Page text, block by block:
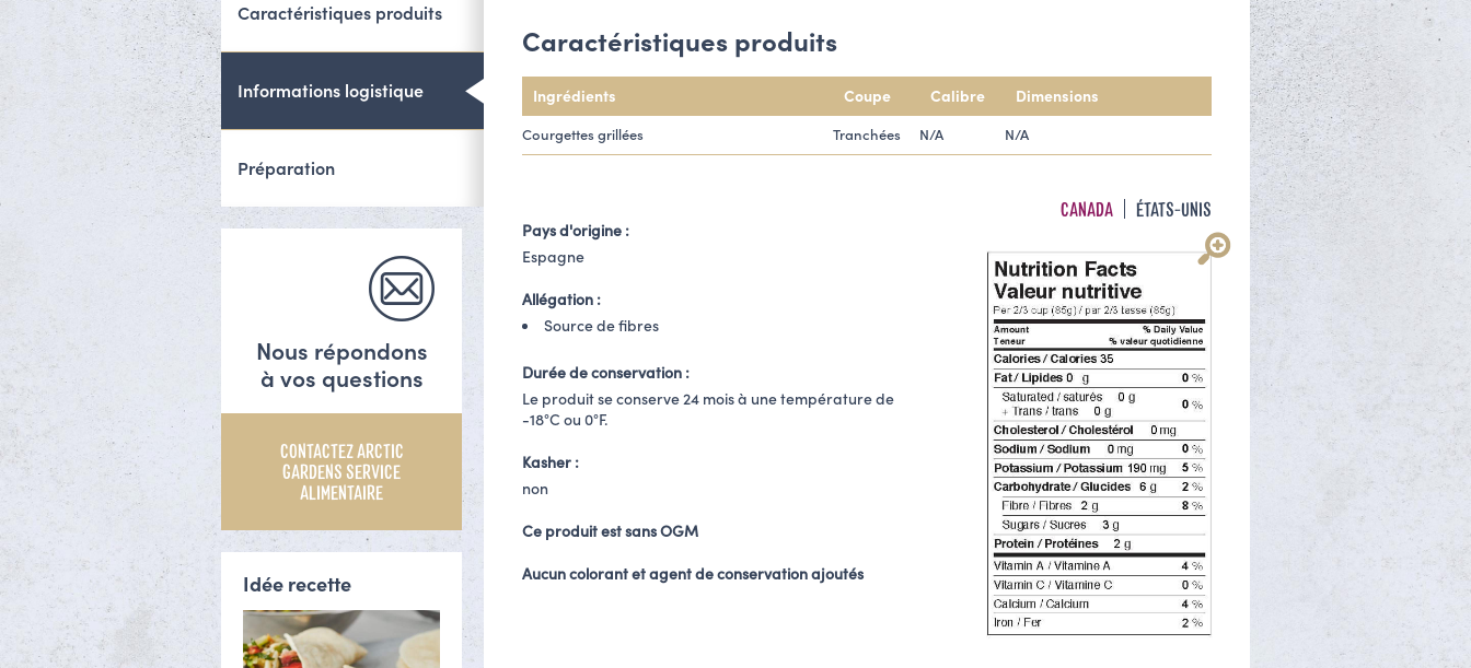
Caractéristiques produits
Informations logistique
Préparation
Nous répondons
à vos questions
CONTACTEZ ARCTIC
GARDENS SERVICE
ALIMENTAIRE
Idée recette
Caractéristiques produits
Ingrédients Coupe Calibre Dimensions
Courgettes grillées Tranchées N/A N/A
Pays d'origine :
Espagne
Allégation :
Source de fibres
Durée de conservation :
Le produit se conserve 24 mois à une température de
-18°C ou 0°F.
Kasher :
non
Ce produit est sans OGM
Aucun colorant et agent de conservation ajoutés
CANADA ÉTATS-UNIS